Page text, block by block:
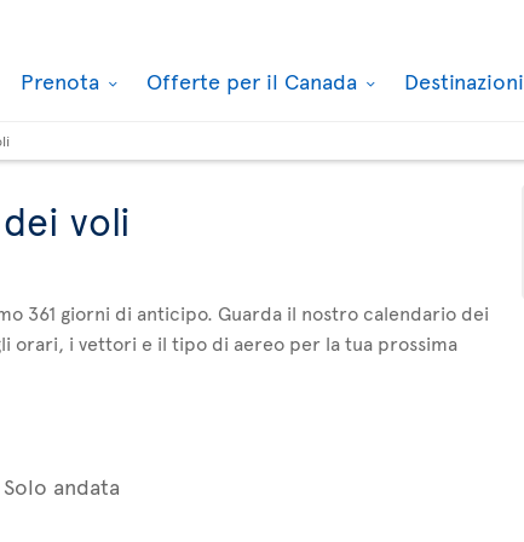
Prenota Offerte per il Canada Destinazioni
voli
361 giorni di anticipo. Guarda il nostro calendario dei
orari, i vettori e il tipo di aereo per la tua prossima
Solo andata